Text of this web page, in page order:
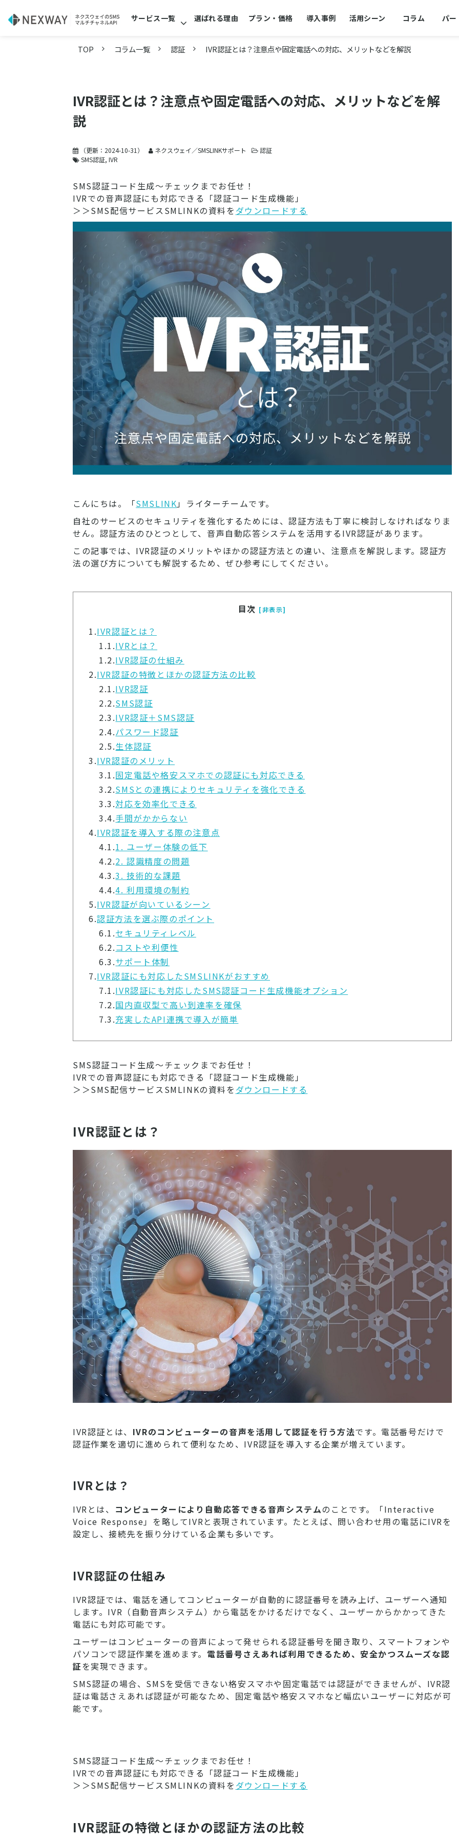
サービス一覧 選ばれる理由 プラン・価格 導入事例 活用シーン コラム パー
TOP コラム一覧 認証 IVR認証とは？注意点や固定電話への対応、メリットなどを解説
IVR認証とは？注意点や固定電話への対応、メリットなどを解
説
（更新： 2024-10-31 ） ネクスウェイ／SMSLINKサポート
認証
SMS認証 IVR
SMS認証コード生成～チェックまでお任せ！
IVRでの音声認証にも対応できる「認証コード生成機能」
＞＞SMS配信サービスSMLINKの資料を ダウンロードする
こんにちは。「SMSLINK」ライターチームです。
自社のサービスのセキュリティを強化するためには、認証方法も丁寧に検討しなければなりま
せん。認証方法のひとつとして、音声自動応答システムを活用するIVR認証があります。
この記事では、IVR認証のメリットやほかの認証方法との違い、注意点を解説します。認証方
法の選び方についても解説するため、ぜひ参考にしてください。
目次 [非表示]
1.IVR認証とは？
1.1.IVRとは？
1.2.IVR認証の仕組み
2.IVR認証の特徴とほかの認証方法の比較
2.1.IVR認証
2.2.SMS認証
2.3.IVR認証＋SMS認証
2.4.パスワード認証
2.5.生体認証
3.IVR認証のメリット
3.1.固定電話や格安スマホでの認証にも対応できる
3.2.SMSとの連携によりセキュリティを強化できる
3.3.対応を効率化できる
3.4.手間がかからない
4.IVR認証を導入する際の注意点
4.1.1. ユーザー体験の低下
4.2.2. 認識精度の問題
4.3.3. 技術的な課題
4.4.4. 利用環境の制約
5.IVR認証が向いているシーン
6.認証方法を選ぶ際のポイント
6.1.セキュリティレベル
6.2.コストや利便性
6.3.サポート体制
7.IVR認証にも対応したSMSLINKがおすすめ
7.1.IVR認証にも対応したSMS認証コード生成機能オプション
7.2.国内直収型で高い到達率を確保
7.3.充実したAPI連携で導入が簡単
SMS認証コード生成～チェックまでお任せ！
IVRでの音声認証にも対応できる「認証コード生成機能」
＞＞SMS配信サービスSMLINKの資料を ダウンロードする
IVR認証とは？
IVR認証とは、 IVRのコンピューターの音声を活用して認証を行う方法です。電話番号だけで
認証作業を適切に進められて便利なため、IVR認証を導入する企業が増えています。
IVRとは？
IVRとは、 コンピューターにより自動応答できる音声システムのことです。「Interactive
Voice Response」を略してIVRと表現されています。たとえば、問い合わせ用の電話にIVRを
設定し、接続先を振り分けている企業も多いです。
IVR認証の仕組み
IVR認証では、電話を通してコンピューターが自動的に認証番号を読み上げ、ユーザーへ通知
します。IVR（自動音声システム）から電話をかけるだけでなく、ユーザーからかかってきた
電話にも対応可能です。
ユーザーはコンピューターの音声によって発せられる認証番号を聞き取り、スマートフォンや
パソコンで認証作業を進めます。 電話番号さえあれば利用できるため、安全かつスムーズな認
証を実現できます。
SMS認証の場合、SMSを受信できない格安スマホや固定電話では認証ができませんが、IVR認
証は電話さえあれば認証が可能なため、固定電話や格安スマホなど幅広いユーザーに対応が可
能です。
SMS認証コード生成～チェックまでお任せ！
IVRでの音声認証にも対応できる「認証コード生成機能」
＞＞SMS配信サービスSMLINKの資料を ダウンロードする
IVR認証の特徴とほかの認証方法の比較